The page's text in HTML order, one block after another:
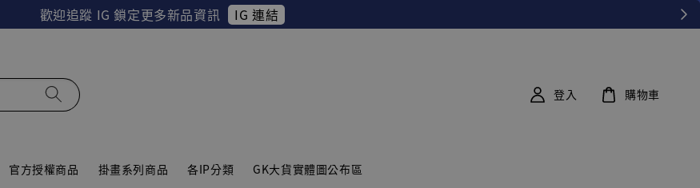
歡迎追蹤 IG 鎖定更多新品資訊 IG 連結
官方授權商品 掛畫系列商品 各IP分類 GK大貨實體圖公布區
登入 購物車